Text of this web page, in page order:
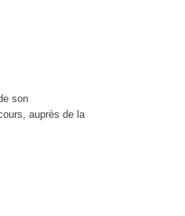
son
auprès de la